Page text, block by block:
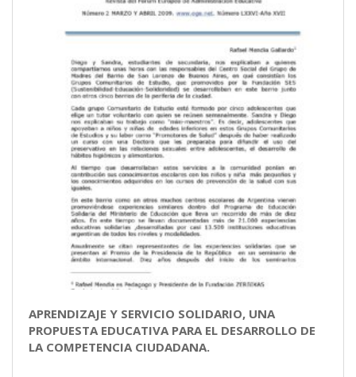
APRENDIZAJE Y SERVICIO SOLIDARIO, UNA
PROPUESTA EDUCATIVA PARA EL DESARROLLO DE
LA COMPETENCIA CIUDADANA.